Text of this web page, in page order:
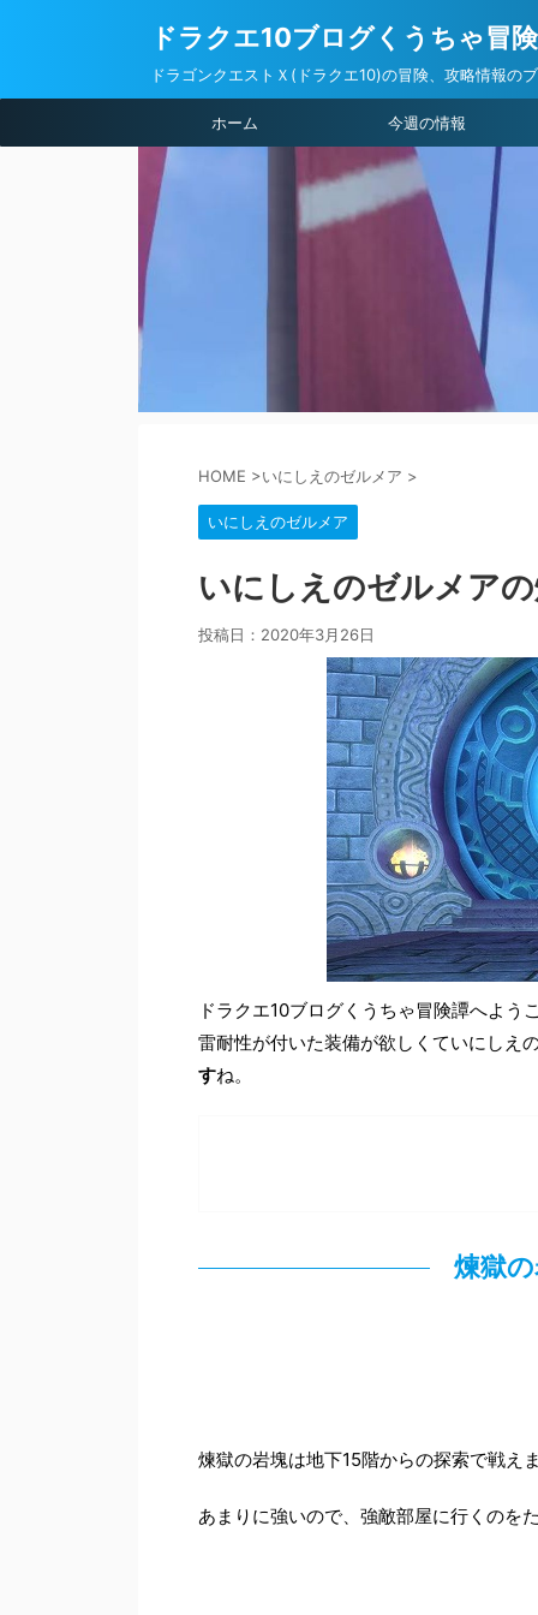
ドラクエ10ブログくうちゃ冒
ドラゴンクエストＸ(ドラクエ10)の冒険、攻略情報の
ホーム 今週の情報
HOME >いにしえのゼルメア >
いにしえのゼルメア
いにしえのゼルメア
投稿日： 2020年3月26日
ドラクエ10ブログくうちゃ冒険譚へよう
雷耐性が付いた装備が欲しくていにしえ
すね。
煉獄
煉獄の岩塊は地下15階からの探索で戦え
あまりに強いので、強敵部屋に行くのを